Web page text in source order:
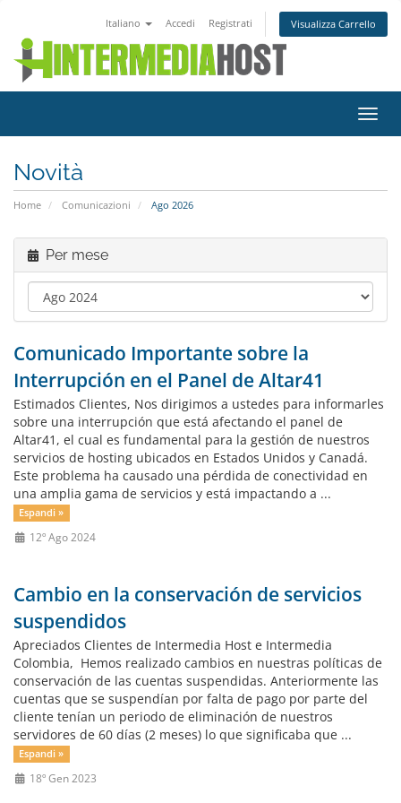
Italiano Accedi Registrati Visualizza Carrello
Attiva
Novità
Home Comunicazioni Ago 2026
Per mese
Comunicado Importante sobre la
Interrupción en el Panel de Altar41
Estimados Clientes, Nos dirigimos a ustedes para informarles
sobre una interrupción que está afectando el panel de
Altar41, el cual es fundamental para la gestión de nuestros
servicios de hosting ubicados en Estados Unidos y Canadá.
Este problema ha causado una pérdida de conectividad en
una amplia gama de servicios y está impactando a ...
Espandi »
12º Ago 2024
Cambio en la conservación de servicios
suspendidos
Apreciados Clientes de Intermedia Host e Intermedia
Colombia, Hemos realizado cambios en nuestras políticas de
conservación de las cuentas suspendidas. Anteriormente las
cuentas que se suspendían por falta de pago por parte del
cliente tenían un periodo de eliminación de nuestros
servidores de 60 días (2 meses) lo que significaba que ...
Espandi »
18º Gen 2023